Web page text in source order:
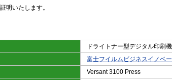
品であることを証明いたします。
ドライトナー型デジタル印刷機
富士フイルムビジネスイノベ
Versant 3100 Press